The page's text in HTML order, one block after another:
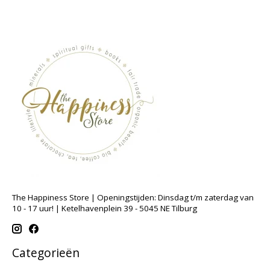
The Happiness Store | Openingstijden: Dinsdag t/m zaterdag van
10 - 17 uur! | Ketelhavenplein 39 - 5045 NE Tilburg
Categorieën